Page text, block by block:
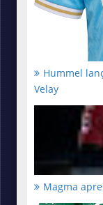
Hummel
Velay
Magma